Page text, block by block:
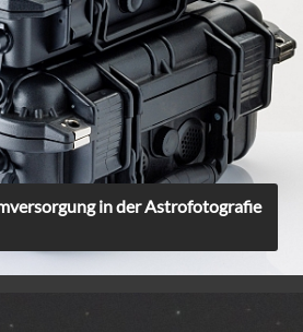
in der Astrofotografie